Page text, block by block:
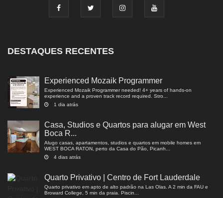
DESTAQUES RECENTES
Experienced Mozaik Programmer
Experienced Mozaik Programmer needed! 4+ years of hands-on
experience and a proven track record required. Stro...
1 dia atrás
Casa, Studios e Quartos para alugar em West
Boca R...
Alugo casas, apartamentos, studios e quartos em mobile homes em
WEST BOCA RATON, perto da Casa do Pão, Picanh...
4 dias atrás
Quarto Privativo | Centro de Fort Lauderdale
Quarto privativo em apto de alto padrão na Las Olas. A 2 min da FAU e
Broward College, 5 min da praia. Piscin...